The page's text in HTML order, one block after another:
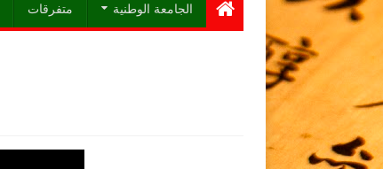
الجامعة الوطنية متفرقات